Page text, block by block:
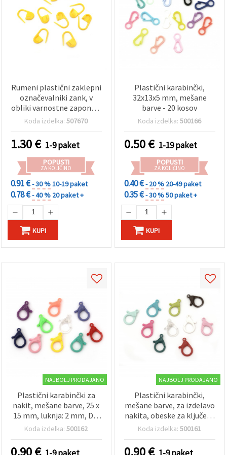
Rumeni plastični zaklepni
označevalniki zank, v
obliki varnostne zaponke,
20×8 mm, za pletenje in
Koda izdelka:507670
1.30€ 1-9 paket
POPUSTI
ZA KOLIČINO
0.91 €- 30 %10-19 paket
0.78 €- 40 % 20 paket +
KUPI
Plastični karabinčki,
32x13x5 mm, mešane
barve - 20 kosov
Koda izdelka:500166
0.50€ 1-19 paket
POPUSTI
ZA KOLIČINO
0.40 €- 20 % 20-49 paket
0.35 €- 30 %50 paket +
KUPI
NAJBOLJ PRODAJANO
Plastični karabinčki za
nakit, mešane barve, 25 x
15 mm, luknja: 2 mm, DIY
– 10 kosov
Koda izdelka:500162
0.90€ 1-9 paket
NAJBOLJ PRODAJANO
Plastični karabinčki,
mešane barve, za izdelavo
nakita, obeske za ključe in
DIY ustvarjanje, velikost:
– 10 kosov
Koda izdelka:500161
0.90€ 1-9 paket